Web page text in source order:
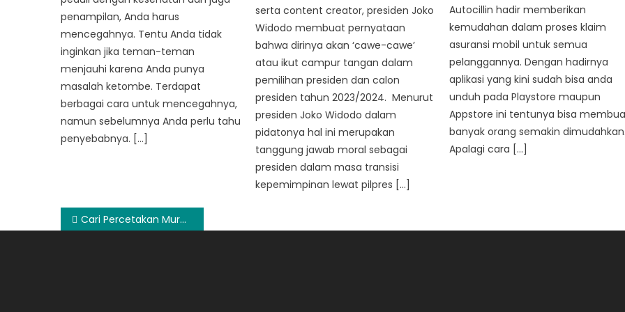
penampilan, Anda harus
mencegahnya. Tentu Anda tidak
inginkan jika teman-teman
menjauhi karena Anda punya
masalah ketombe. Terdapat
berbagai cara untuk mencegahnya,
namun sebelumnya Anda perlu tahu
penyebabnya. […]
serta content creator, presiden Joko
Widodo membuat pernyataan
bahwa dirinya akan ‘cawe-cawe’
atau ikut campur tangan dalam
pemilihan presiden dan calon
presiden tahun 2023/2024. Menurut
presiden Joko Widodo dalam
pidatonya hal ini merupakan
tanggung jawab moral sebagai
presiden dalam masa transisi
kepemimpinan lewat pilpres […]
Autocillin hadir memberikan
kemudahan dalam proses klaim
asuransi mobil untuk semua
pelanggannya. Dengan hadirnya
aplikasi yang kini sudah bisa anda
unduh pada Playstore maupun
Appstore ini tentunya bisa
banyak orang semakin
Apalagi cara […]
Post
Cari Percetakan Murah ? Hanya di Maucetak.com Anda Bisa Dapatkan